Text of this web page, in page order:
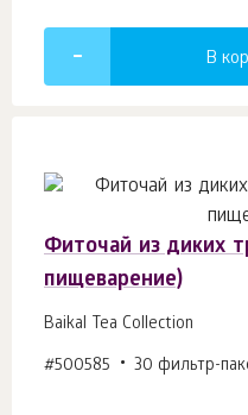
В
Фиточай из диких
пищеварение)
Baikal Tea Collection
#500585 30 фильтр-